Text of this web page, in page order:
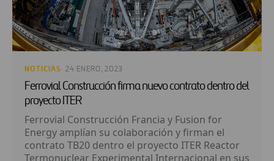
NOTICIAS · 24 ENERO, 2023
Ferrovial Construcción firma nuevo contrato dentro del
proyecto ITER
Ferrovial Construcción Francia y Fusion for
Energy amplían su colaboración y firman el
contrato TB20 dentro el proyecto ITER Reactor
Termonuclear Experimental Internacional en sus